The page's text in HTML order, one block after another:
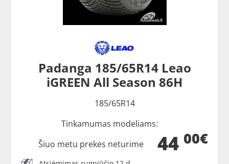
Padanga 185/65R14 Leao
iGREEN All Season 86H
185/65R14
Tinkamumas modeliams:
44 00€
Šiuo metu prekės neturime